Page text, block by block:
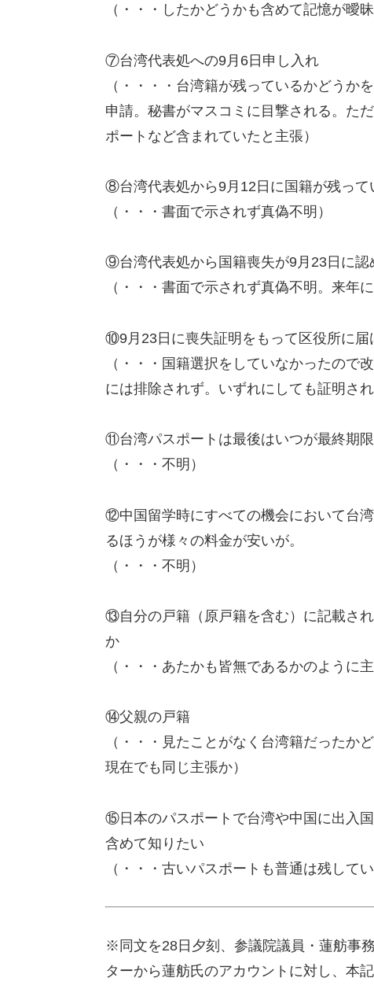
（・・・したかどうかも含めて記憶が曖
⑦台湾代表処への9月6日申し入れ
（・・・・台湾籍が残っているかどうか
申請。秘書がマスコミに目撃される。た
ポートなど含まれていたと主張）
⑧台湾代表処から9月12日に国籍が残って
（・・・書面で示されず真偽不明）
⑨台湾代表処から国籍喪失が9月23日に認
（・・・書面で示されず真偽不明。来年
⑩9月23日に喪失証明をもって区役所に届
（・・・国籍選択をしていなかったので
には排除されず。いずれにしても証明され
⑪台湾パスポートは最後はいつが最終期
（・・・不明）
⑫中国留学時にすべての機会において台
るほうが様々の料金が安いが。
（・・・不明）
⑬自分の戸籍（原戸籍を含む）に記載さ
か
（・・・あたかも皆無であるかのように
⑭父親の戸籍
（・・・見たことがなく台湾籍だったか
現在でも同じ主張か）
⑮日本のパスポートで台湾や中国に出入
含めて知りたい
（・・・古いパスポートも普通は残してい
※同文を28日夕刻、参議院議員・蓮舫事
ターから蓮舫氏のアカウントに対し、本